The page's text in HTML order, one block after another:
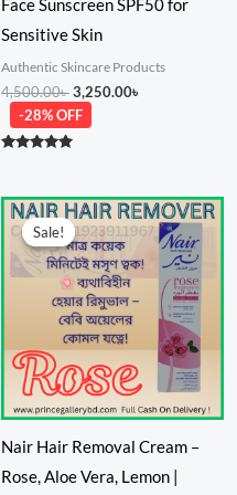
Face Sunscreen SPF50 for
Sensitive Skin
Authentic Skincare Products
4,500.00৳3,250.00৳
-28% OFF
Sale!
Sale!
Nair Hair Removal Cream –
Rose, Aloe Vera, Lemon |
Price
range:
850.00৳
through
900.00৳